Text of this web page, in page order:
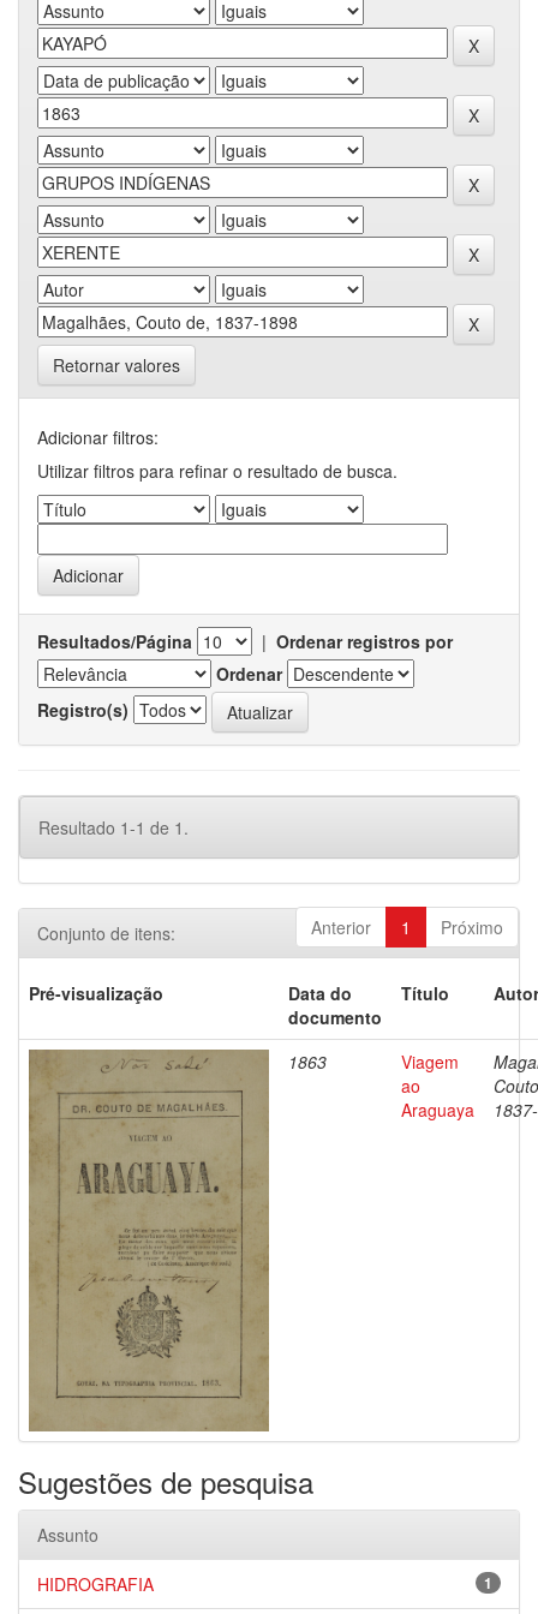
Retornar valores
Adicionar filtros:
Utilizar filtros para refinar o resultado de busca.
Resultados/Página | Ordenar registros por
Ordenar
Registro(s)
Resultado 1-1 de 1.
Anterior 1 Próximo
Conjunto de itens:
Pré-visualização
Data do
documento
Título
1863
Viagem
ao
Araguaya
Sugestões de pesquisa
Assunto
1
HIDROGRAFIA